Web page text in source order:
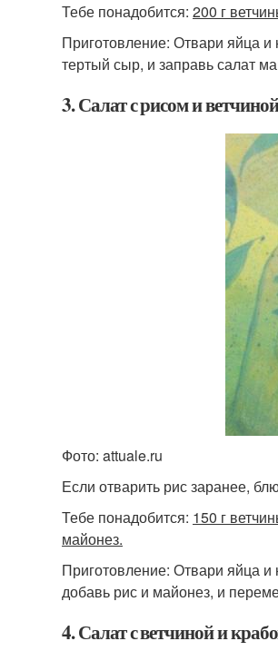
Тебе понадобится: 200 г
Приготовление: Отвари яйца
тертый сыр, и заправь салат
3. Салат с рисом и ветчиной
Фото: attuale.ru
Если отварить рис заранее,
Тебе понадобится: 150 г
майонез.
Приготовление: Отвари яйца
добавь рис и майонез, и
4. Салат с ветчиной и